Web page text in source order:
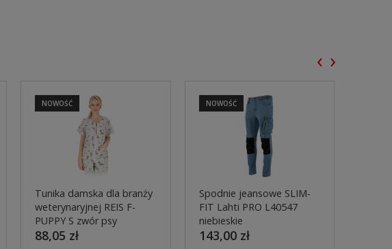
Tunika damska dla branży
weterynaryjnej REIS F-
PUPPY S zwór psy
88,05 zł
NOWOŚĆ
Spodnie jeansowe SLIM-
FIT Lahti PRO L40547
niebieskie
143,00 zł
NOWOŚĆ
‹ ›